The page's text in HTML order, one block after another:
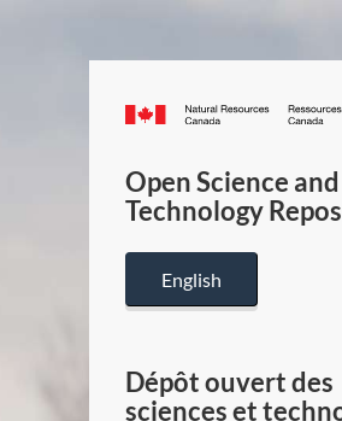
Canada.ca
Open Science and
Technology
English
Dépôt ouvert des
sciences et